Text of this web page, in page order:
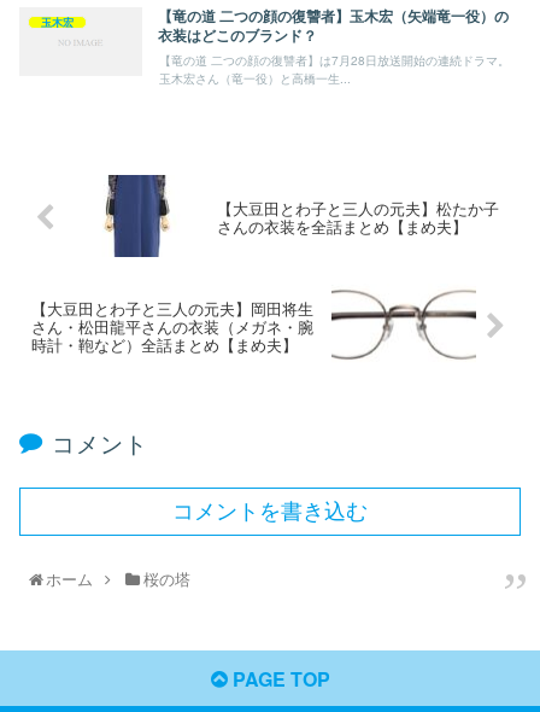
玉木宏
【竜の道 二つの顔の復讐者】玉木宏（矢端竜一役）の
衣装はどこのブランド？
【竜の道 二つの顔の復讐者】は7月28日放送開始の連続ドラマ。
玉木宏さん（竜一役）と高橋一生...
【大豆田とわ子と三人の元夫】松たか子
さんの衣装を全話まとめ【まめ夫】
【大豆田とわ子と三人の元夫】岡田将生
さん・松田龍平さんの衣装（メガネ・腕
時計・鞄など）全話まとめ【まめ夫】
コメント
コメントを書き込む
ホーム 桜の塔
PAGE TOP